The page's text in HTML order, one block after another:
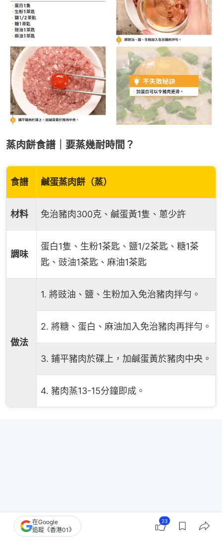
蒸肉餅食譜｜要蒸幾耐時間？
食譜 鹹蛋蒸肉餅（蒸）
材料 免治豬肉300克、鹹蛋黃1隻、蔥少許
調味
蛋白1隻、生粉1茶匙、鹽1/2茶匙、糖1茶
匙、豉油1茶匙、麻油1茶匙
做法
1. 將豉油、鹽、生粉加入免治豬肉拌勻。
2. 將糖、蛋白、麻油加入免治豬肉再拌勻。
3. 鋪平豬肉於碟上，加鹹蛋黃於豬肉中央。
4. 豬肉蒸13-15分鐘即成。
在Google
追蹤《香港01》
23